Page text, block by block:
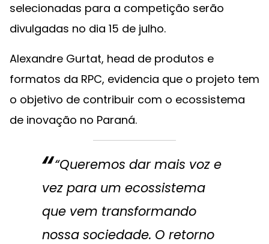
selecionadas para a competição serão
divulgadas no dia 15 de julho.
Alexandre Gurtat, head de produtos e
formatos da RPC, evidencia que o projeto tem
o objetivo de contribuir com o ecossistema
de inovação no Paraná.
“Queremos dar mais voz e
vez para um ecossistema
que vem transformando
nossa sociedade. O retorno